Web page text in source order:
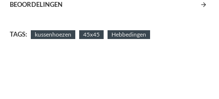
BEOORDELINGEN
TAGS: kussenhoezen 45x45 Hebbedingen